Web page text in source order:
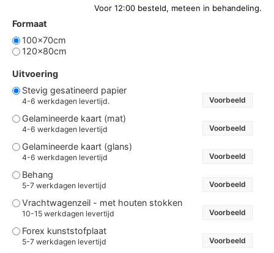
Formaat
100x70cm
120x80cm
Uitvoering
Stevig gesatineerd papier
4-6 werkdagen levertijd. Voorbeeld
Gelamineerde kaart (mat)
4-6 werkdagen levertijd Voorbeeld
Gelamineerde kaart (glans)
4-6 werkdagen levertijd Voorbeeld
Behang
5-7 werkdagen levertijd Voorbeeld
Vrachtwagenzeil - met houten stokken
10-15 werkdagen levertijd Voorbeeld
Forex kunststofplaat
5-7 werkdagen levertijd Voorbeeld